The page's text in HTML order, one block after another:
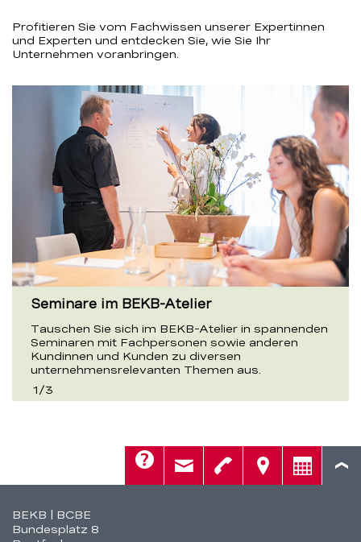
Profitieren Sie vom Fachwissen unserer Expertinnen
und Experten und entdecken Sie, wie Sie Ihr
Unternehmen voranbringen.
Seminare im BEKB-Atelier
Tauschen Sie sich im BEKB-Atelier in spannenden
Seminaren mit Fachpersonen sowie anderen
Kundinnen und Kunden zu diversen
unternehmensrelevanten Themen aus.
1/3
Fusszeile
BEKB | BCBE
Bundesplatz 8